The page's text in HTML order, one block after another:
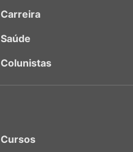
Carreira
Saúde
Colunistas
Cursos